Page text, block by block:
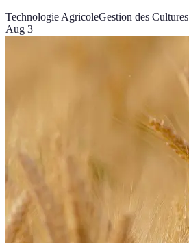
Technologie AgricoleGestion des Cultures
Aug 3